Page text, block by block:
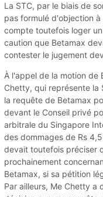
La STC, par le biais de
pas formulé d'objection
compte toutefois loger
caution que Betamax
contester le jugement
À l'appel de la motion de
Chetty, qui représente la
la requête de Betamax
devant le Conseil privé
arbitrale du Singapore
des dommages de Rs
devait toutefois préciser
prochainement
Betamax, si sa pétition
Par ailleurs, Me Chetty a